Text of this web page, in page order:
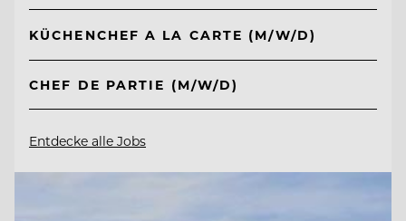
KÜCHENCHEF A LA CARTE (M/W/D)
CHEF DE PARTIE (M/W/D)
Entdecke alle Jobs